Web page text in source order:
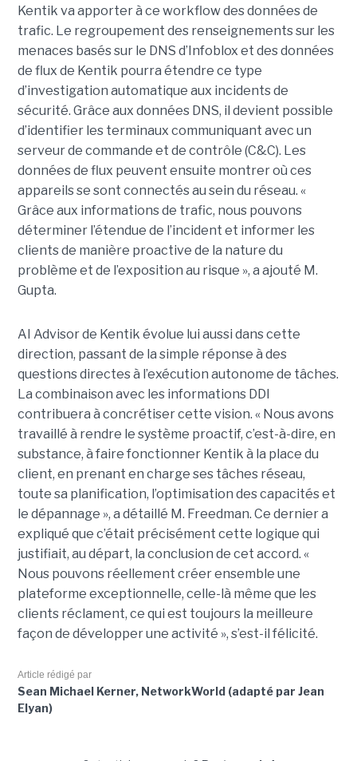
Kentik va apporter à ce workflow des données de
trafic. Le regroupement des renseignements sur les
menaces basés sur le DNS d’Infoblox et des données
de flux de Kentik pourra étendre ce type
d’investigation automatique aux incidents de
sécurité. Grâce aux données DNS, il devient possible
d’identifier les terminaux communiquant avec un
serveur de commande et de contrôle (C&C). Les
données de flux peuvent ensuite montrer où ces
appareils se sont connectés au sein du réseau. «
Grâce aux informations de trafic, nous pouvons
déterminer l’étendue de l’incident et informer les
clients de manière proactive de la nature du
problème et de l’exposition au risque », a ajouté M.
Gupta.
AI Advisor de Kentik évolue lui aussi dans cette
direction, passant de la simple réponse à des
questions directes à l’exécution autonome de tâches.
La combinaison avec les informations DDI
contribuera à concrétiser cette vision. « Nous avons
travaillé à rendre le système proactif, c’est-à-dire, en
substance, à faire fonctionner Kentik à la place du
client, en prenant en charge ses tâches réseau,
toute sa planification, l’optimisation des capacités et
le dépannage », a détaillé M. Freedman. Ce dernier a
expliqué que c’était précisément cette logique qui
justifiait, au départ, la conclusion de cet accord. «
Nous pouvons réellement créer ensemble une
plateforme exceptionnelle, celle-là même que les
clients réclament, ce qui est toujours la meilleure
façon de développer une activité », s’est-il félicité.
Article rédigé par
Sean Michael Kerner, NetworkWorld (adapté par Jean
Elyan)